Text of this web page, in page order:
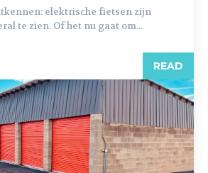
elektrische fietsen zijn
te zien. Of het nu gaat om...
READ